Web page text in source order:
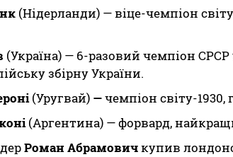
(Нідерланди) — віце-чемпіон світу
(Україна) — 6-разовий чемпіон СРСР
збірну України.
(Уругвай) —чемпіон світу-1930,
(Аргентина) — форвард,
Роман Абрамовичкупив